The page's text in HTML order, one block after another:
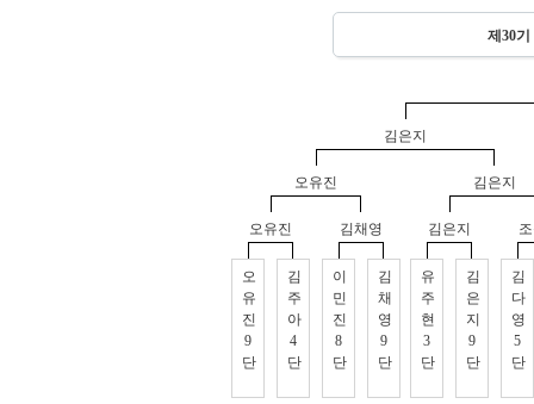
제30
김은지
오유진
오유진
오
유
진
9
단
김
주
아
4
단
김채영
이
민
진
8
단
김
채
영
9
단
김은지
김은지
유
주
현
3
단
김
은
지
9
단
김
다
영
5
단